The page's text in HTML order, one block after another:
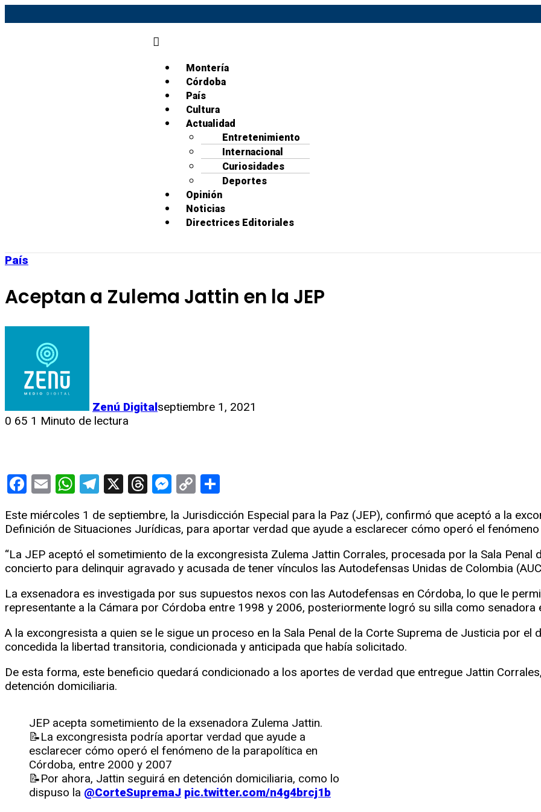
Montería
Córdoba
País
Cultura
Actualidad
Entretenimiento
Internacional
Curiosidades
Deportes
Opinión
Noticias
Directrices Editoriales
País
Aceptan a Zulema Jattin en la JEP
Zenú Digitalseptiembre 1, 2021
0 65 1 Minuto de lectura
Facebook
EmailWhatsApp
Telegram
X Threads
Messenger
Copy
Este miércoles 1 de septiembre, la Jurisdicción Especial para la Paz (JEP), confirmó que aceptó a la
Definición de Situaciones Jurídicas, para aportar verdad que ayude a esclarecer cómo operó el
“La JEP aceptó el sometimiento de la excongresista Zulema Jattin Corrales, procesada por la Sala
concierto para delinquir agravado y acusada de tener vínculos las Autodefensas Unidas de Colombia
La exsenadora es investigada por sus supuestos nexos con las Autodefensas en Córdoba, lo que le
representante a la Cámara por Córdoba entre 1998 y 2006, posteriormente logró su silla como senadora
A la excongresista a quien se le sigue un proceso en la Sala Penal de la Corte Suprema de Justicia por
concedida la libertad transitoria, condicionada y anticipada que había solicitado.
De esta forma, este beneficio quedará condicionado a los aportes de verdad que entregue Jattin
detención domiciliaria.
JEP acepta sometimiento de la exsenadora Zulema Jattin.
📝La excongresista podría aportar verdad que ayude a
esclarecer cómo operó el fenómeno de la parapolítica en
Córdoba, entre 2000 y 2007
📝Por ahora, Jattin seguirá en detención domiciliaria, como lo
dispuso la @CorteSupremaJ pic.twitter.com/n4g4brcj1b